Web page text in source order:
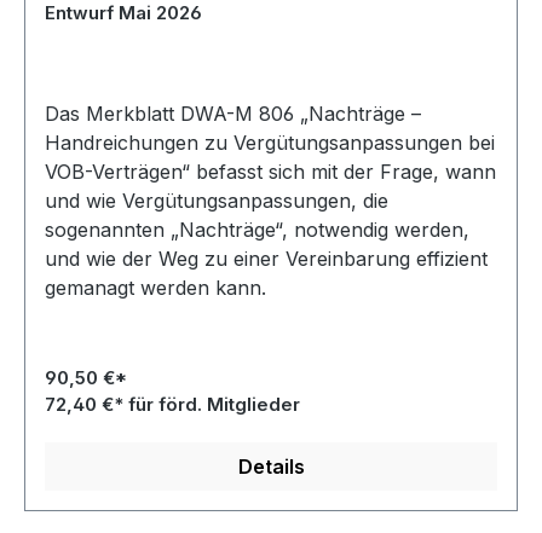
Entwurf Mai 2026
Das Merkblatt DWA-M 806 „Nachträge –
Handreichungen zu Vergütungsanpassungen bei
VOB-Verträgen“ befasst sich mit der Frage, wann
und wie Vergütungsanpassungen, die
sogenannten „Nachträge“, notwendig werden,
und wie der Weg zu einer Vereinbarung effizient
gemanagt werden kann.
90,50 €*
72,40 €* für förd. Mitglieder
Details